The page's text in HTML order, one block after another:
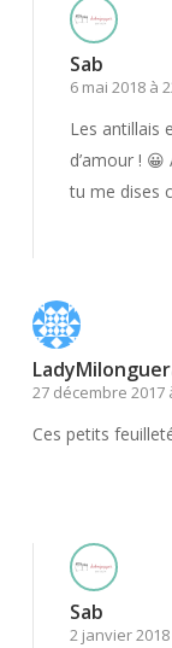
Sab
6 mai 2018 à
Les antillais
d’amour !
tu me dises
27 décembre 2017
Ces petits
Sab
2 janvier